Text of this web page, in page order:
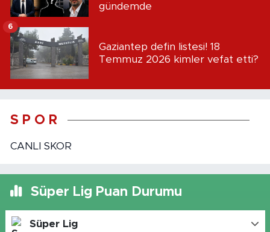
gündemde
Gaziantep defin listesi! 18
Temmuz 2026 kimler vefat etti?
6
S P O R
CANLI SKOR
Süper Lig Puan Durumu
Süper Lig